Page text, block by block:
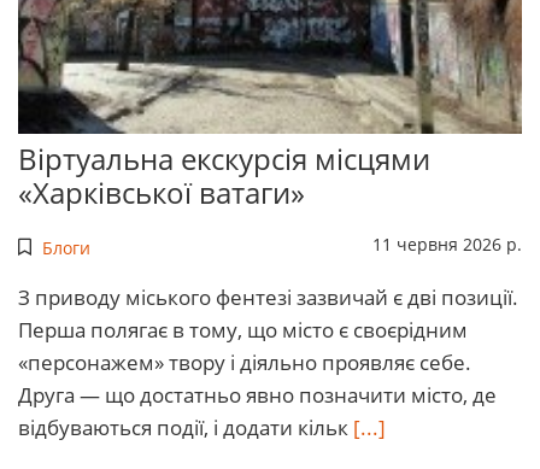
Віртуальна екскурсія місцями
«Харківської ватаги»
Блоги 11 червня 2026 р.
З приводу міського фентезі зазвичай є дві позиції.
Перша полягає в тому, що місто є своєрідним
«персонажем» твору і діяльно проявляє себе.
Друга — що достатньо явно позначити місто, де
відбуваються події, і додати кільк [...]